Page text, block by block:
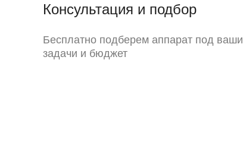
Бесплатно подберем аппарат под ваши
задачи и бюджет
Консультация и подбор